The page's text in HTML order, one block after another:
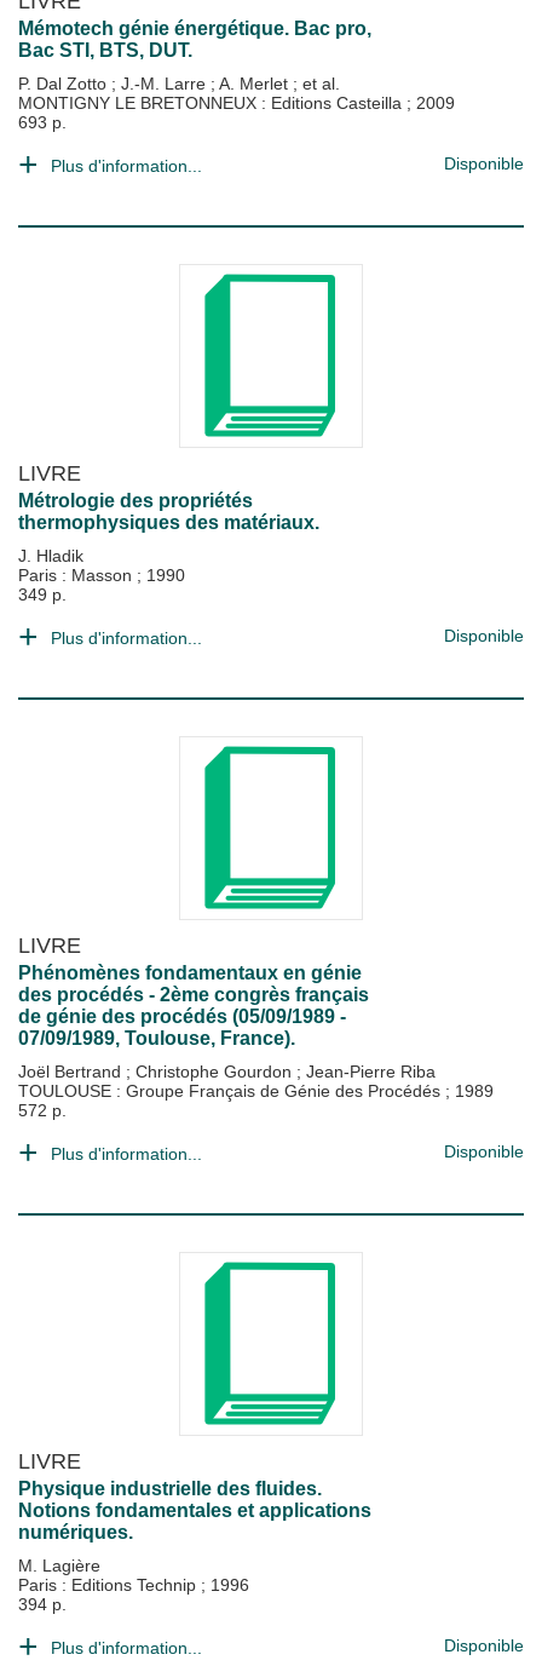
Mémotech génie énergétique. Bac pro,
Bac STI, BTS, DUT.
P. Dal Zotto ; J.-M. Larre ; A. Merlet ; et al.
MONTIGNY LE BRETONNEUX : Editions Casteilla ; 2009
693 p.
Plus d'information... Disponible
LIVRE
Métrologie des propriétés
thermophysiques des matériaux.
J. Hladik
Paris : Masson ; 1990
349 p.
Plus d'information... Disponible
LIVRE
Phénomènes fondamentaux en génie
des procédés - 2ème congrès français
de génie des procédés (05/09/1989 -
07/09/1989, Toulouse, France).
Joël Bertrand ; Christophe Gourdon ; Jean-Pierre Riba
TOULOUSE : Groupe Français de Génie des Procédés ; 1989
572 p.
Plus d'information... Disponible
LIVRE
Physique industrielle des fluides.
Notions fondamentales et applications
numériques.
M. Lagière
Paris : Editions Technip ; 1996
394 p.
Plus d'information... Disponible